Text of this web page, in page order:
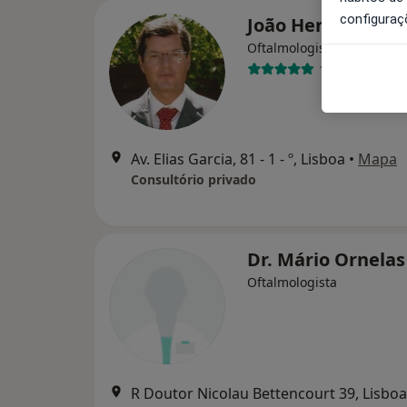
João Henriques
Oftalmologista
17 opiniões
Av. Elias Garcia, 81 - 1 - º, Lisboa • Mapa
Consultório privado
Dr. Mário Ornelas
Oftalmologista
R Doutor Nicolau Bettencourt 39, Lisboa